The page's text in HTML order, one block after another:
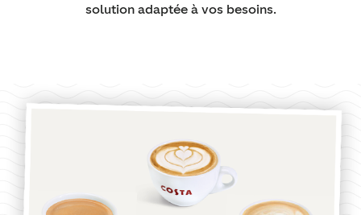
solution adaptée à vos besoins.